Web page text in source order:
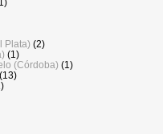
Plata) (2)
(1)
(Córdoba) (1)
(13)